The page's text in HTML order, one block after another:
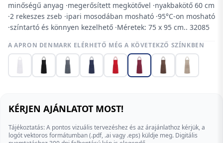
minőségű anyag ·megerősített megkötővel ·nyakbakötő 60 cm
·2 rekeszes zseb ·ipari mosodában mosható ·95°C-on mosható
·színtartó és könnyen kezelhető ·Méretek: 75 x 95 cm.. 32085
A APRON DENMARK ELÉRHETŐ MÉG A KÖVETEKZŐ SZÍNKBEN
KÉRJEN AJÁNLATOT MOST!
Tájékoztatás: A pontos vizuális tervezéshez és az árajánlathoz kérjük, a
logót vektoros formátumban (.pdf, .ai vagy .eps) küldje meg. Digitális